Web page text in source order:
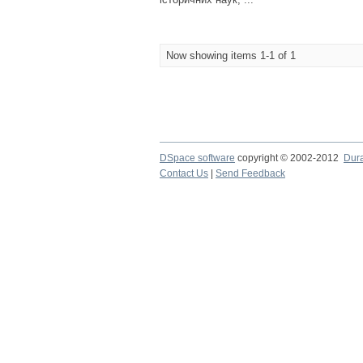
Now showing items 1-1 of 1
DSpace software copyright © 2002-2012
Contact Us
Send Feedback